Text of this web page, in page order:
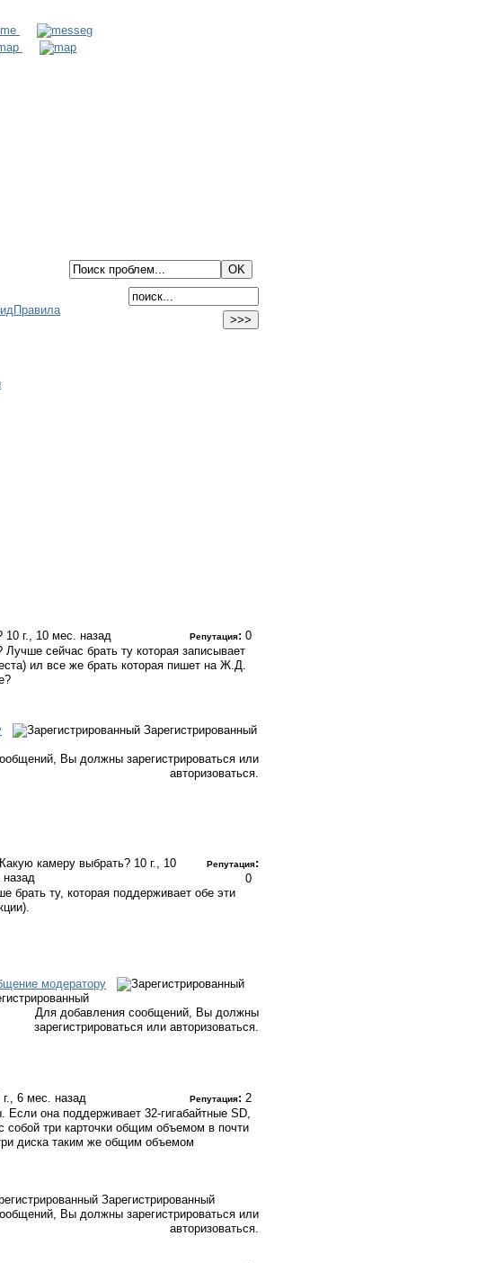
Правила
10 г., 10 мес. назад Репутация: 0
сейчас брать ту которая записывает
ил все же брать которая пишет на Ж.Д.
Зарегистрированный
Вы должны зарегистрироваться или
авторизоваться.
камеру выбрать? 10 г., 10
Репутация:
0
брать ту, которая поддерживает обе эти
модератору
Для добавления сообщений, Вы должны
зарегистрироваться или авторизоваться.
г., 6 мес. назад Репутация: 2
Если она поддерживает 32-гигабайтные SD,
собой три карточки общим объемом в почти
диска таким же общим объемом
Зарегистрированный
Вы должны зарегистрироваться или
авторизоваться.